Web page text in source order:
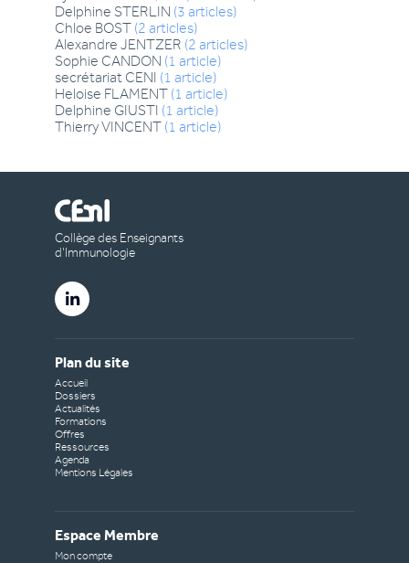
Delphine STERLIN (3 articles)
Chloe BOST (2 articles)
Alexandre JENTZER (2 articles)
Sophie CANDON (1 article)
secrétariat CENI (1 article)
Heloise FLAMENT (1 article)
Delphine GIUSTI (1 article)
ThierryVINCENT (1 article)
Collège des Enseignants
d’Immunologie
Plan du site
Accueil
Dossiers
Actualités
Formations
Offres
Ressources
Agenda
Mentions Légales
Espace Membre
Mon compte